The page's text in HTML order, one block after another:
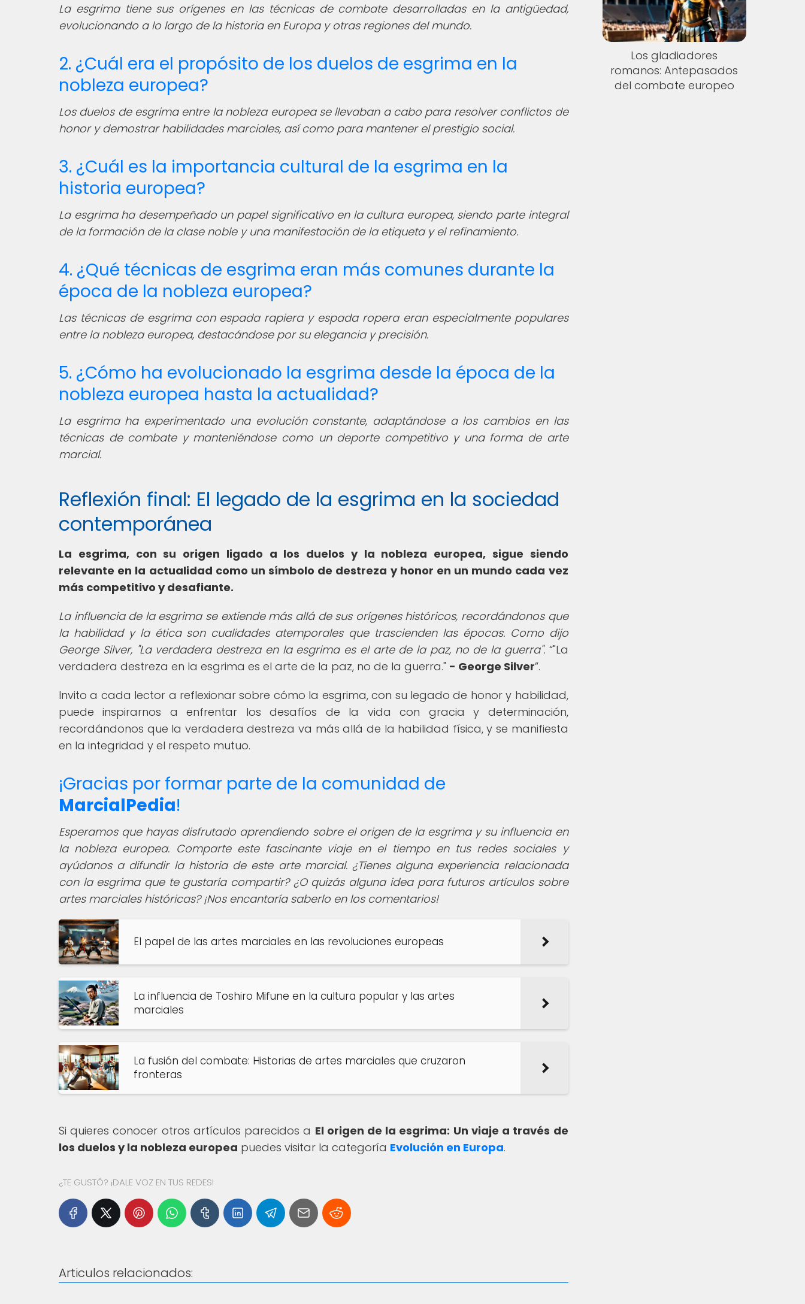
La esgrima tiene sus orígenes en las técnicas de combate desarrolladas en la antigüedad,
evolucionando a lo largo de la historia en Europa y otras regiones del mundo.
2. ¿Cuál era el propósito de los duelos de esgrima en la
nobleza europea?
Los duelos de esgrima entre la nobleza europea se llevaban a cabo para resolver conflictos de
honor y demostrar habilidades marciales, así como para mantener el prestigio social.
3. ¿Cuál es la importancia cultural de la esgrima en la
historia europea?
La esgrima ha desempeñado un papel significativo en la cultura europea, siendo parte integral
de la formación de la clase noble y una manifestación de la etiqueta y el refinamiento.
4. ¿Qué técnicas de esgrima eran más comunes durante la
época de la nobleza europea?
Las técnicas de esgrima con espada rapiera y espada ropera eran especialmente populares
entre la nobleza europea, destacándose por su elegancia y precisión.
5. ¿Cómo ha evolucionado la esgrima desde la época de la
nobleza europea hasta la actualidad?
La esgrima ha experimentado una evolución constante, adaptándose a los cambios en las
técnicas de combate y manteniéndose como un deporte competitivo y una forma de arte
marcial.
Reflexión final: El legado de la esgrima en la sociedad
contemporánea
La esgrima, con su origen ligado a los duelos y la nobleza europea, sigue siendo
relevante en la actualidad como un símbolo de destreza y honor en un mundo cada vez
más competitivo y desafiante.
La influencia de la esgrima se extiende más allá de sus orígenes históricos, recordándonos que
la habilidad y la ética son cualidades atemporales que trascienden las épocas. Como dijo
George Silver, "La verdadera destreza en la esgrima es el arte de la paz, no de la guerra". "La
verdadera destreza en la esgrima es el arte de la paz, no de la guerra." - George Silver .
Invito a cada lector a reflexionar sobre cómo la esgrima, con su legado de honor y habilidad,
puede inspirarnos a enfrentar los desafíos de la vida con gracia y determinación,
recordándonos que la verdadera destreza va más allá de la habilidad física, y se manifiesta
en la integridad y el respeto mutuo.
¡Gracias por formar parte de la comunidad de
MarcialPedia!
Esperamos que hayas disfrutado aprendiendo sobre el origen de la esgrima y su influencia en
la nobleza europea. Comparte este fascinante viaje en el tiempo en tus redes sociales y
ayúdanos a difundir la historia de este arte marcial. ¿Tienes alguna experiencia relacionada
con la esgrima que te gustaría compartir? ¿O quizás alguna idea para futuros artículos sobre
artes marciales históricas? ¡Nos encantaría saberlo en los comentarios!
El papel de las artes marciales en las revoluciones europeas
La influencia de Toshiro Mifune en la cultura popular y las artes
marciales
La fusión del combate: Historias de artes marciales que cruzaron
fronteras
Si quieres conocer otros artículos parecidos a El origen de la esgrima: Un viaje a través de
los duelos y la nobleza europea puedes visitar la categoría Evolución en Europa.
¿TE GUSTÓ? ¡DALE VOZ EN TUS REDES!
Articulos relacionados:
Los gladiadores
romanos: Antepasados
del combate europeo